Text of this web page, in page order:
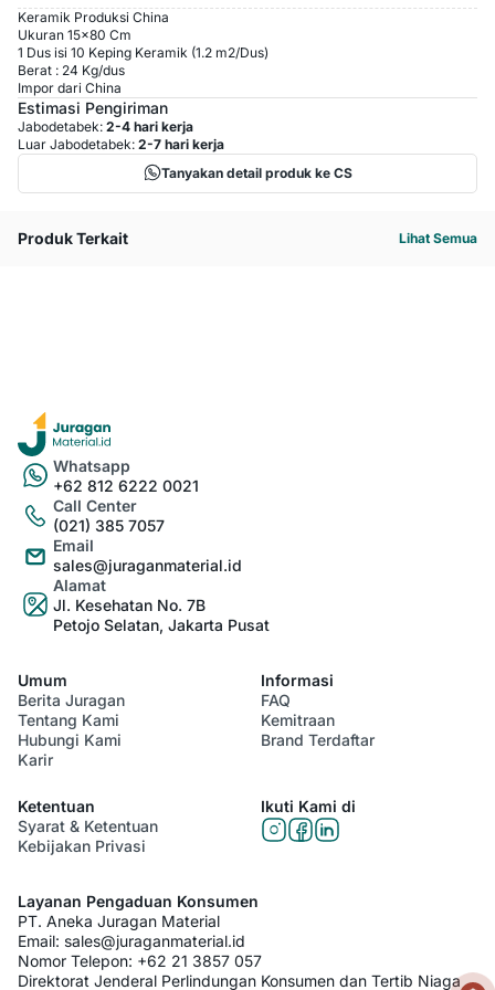
Keramik Produksi China
Ukuran 15x80 Cm
1 Dus isi 10 Keping Keramik (1.2 m2/Dus)
Berat : 24 Kg/dus
Impor dari China
Estimasi Pengiriman
Jabodetabek: 2-4 hari kerja
Luar Jabodetabek: 2-7 hari kerja
Tanyakan detail produk ke CS
Produk Terkait Lihat Semua
Whatsapp
+62 812 6222 0021
Call Center
(021) 385 7057
Email
sales@juraganmaterial.id
Alamat
Jl. Kesehatan No. 7B
Petojo Selatan, Jakarta Pusat
Umum
Berita Juragan
Tentang Kami
Hubungi Kami
Karir
Informasi
FAQ
Kemitraan
Brand Terdaftar
Ketentuan
Syarat & Ketentuan
Kebijakan Privasi
Ikuti Kami di
Layanan Pengaduan Konsumen
PT. Aneka Juragan Material
Email: sales@juraganmaterial.id
Nomor Telepon: +62 21 3857 057
Direktorat Jenderal Perlindungan Konsumen dan Tertib Niaga